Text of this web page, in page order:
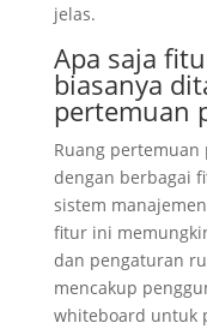
jelas.
Apa saja
biasanya
pertemuan
Ruang
dengan berbagai
sistem
fitur ini
dan pengaturan
mencakup
whiteboard untuk